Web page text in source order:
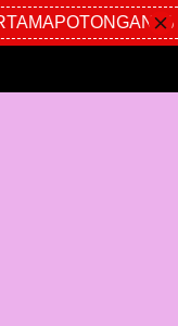
POTONGAN %